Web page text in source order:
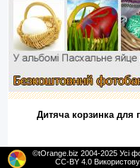
Дитяча корзинка для
©tOrange.biz 2004-2025 Усі
CC-BY 4.0